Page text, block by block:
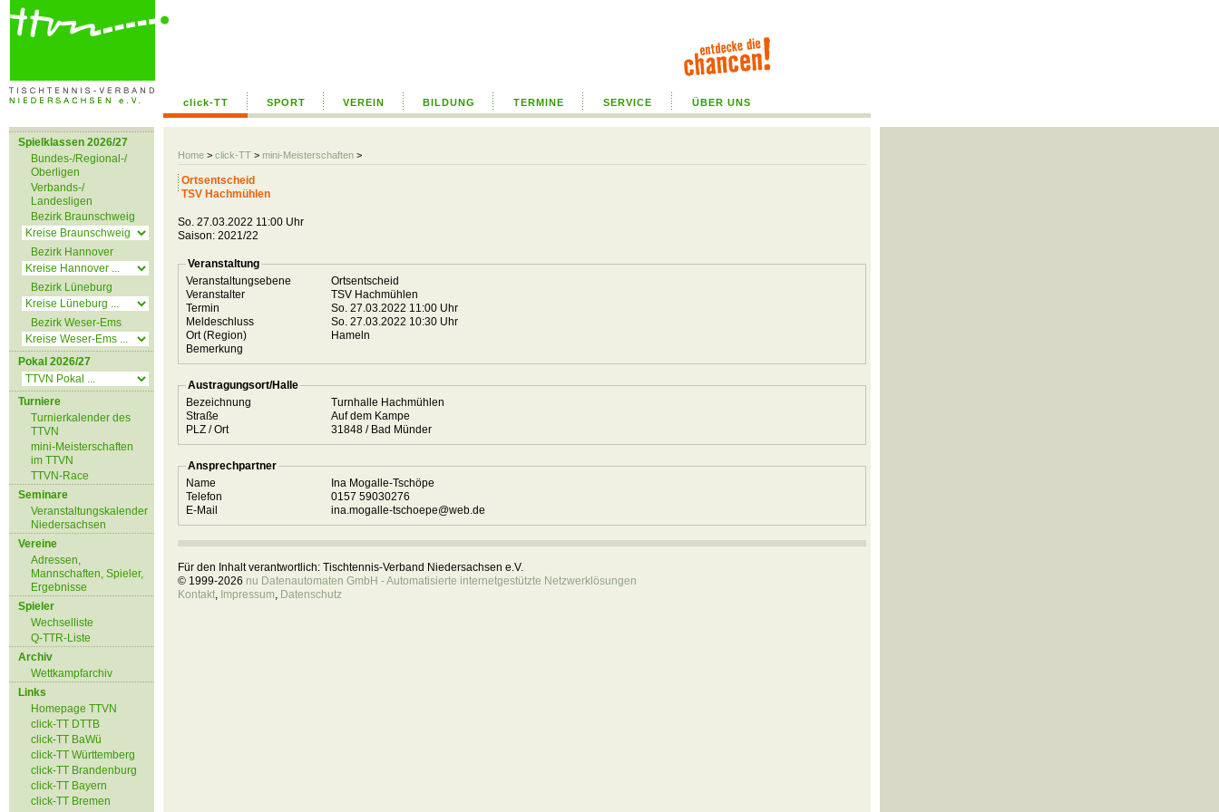
click-TT SPORT VEREIN BILDUNG TERMINE SERVICE ÜBER UNS
Home > click-TT > mini-Meisterschaften >
Spielklassen 2026/27
Bundes-/Regional-/
Oberligen
Verbands-/
Landesligen
Bezirk Braunschweig
Bezirk Hannover
Bezirk Lüneburg
Bezirk Weser-Ems
Pokal 2026/27
Turniere
Turnierkalender des
TTVN
mini-Meisterschaften
im TTVN
TTVN-Race
Seminare
Veranstaltungskalender
Niedersachsen
Vereine
Adressen,
Mannschaften, Spieler,
Ergebnisse
Spieler
Wechselliste
Q-TTR-Liste
Archiv
Wettkampfarchiv
Links
Homepage TTVN
click-TT DTTB
click-TT BaWü
click-TT Württemberg
click-TT Brandenburg
click-TT Bayern
click-TT Bremen
Ortsentscheid
TSV Hachmühlen
So. 27.03.2022 11:00 Uhr
Saison: 2021/22
Veranstaltung
Veranstaltungsebene
Ortsentscheid
Veranstalter
TSV Hachmühlen
Termin
So. 27.03.2022 11:00 Uhr
Meldeschluss
So. 27.03.2022 10:30 Uhr
Ort (Region)
Hameln
Bemerkung
Austragungsort/Halle
Bezeichnung
Turnhalle Hachmühlen
Straße
Auf dem Kampe
PLZ / Ort
31848 / Bad Münder
Ansprechpartner
Name
Ina Mogalle-Tschöpe
Telefon
0157 59030276
E-Mail
ina.mogalle-tschoepe@web.de
Für den Inhalt verantwortlich: Tischtennis-Verband Niedersachsen e.V.
© 1999-2026 nu Datenautomaten GmbH - Automatisierte internetgestützte Netzwerklösungen
Kontakt, Impressum, Datenschutz